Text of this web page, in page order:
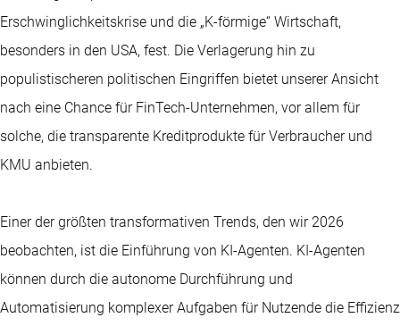
Erschwinglichkeitskrise und die „K-förmige“ Wirtschaft,
besonders in den USA, fest. Die Verlagerung hin zu
populistischeren politischen Eingriffen bietet unserer Ansicht
nach eine Chance für FinTech-Unternehmen, vor allem für
solche, die transparente Kreditprodukte für Verbraucher und
KMU anbieten.
Einer der größten transformativen Trends, den wir 2026
beobachten, ist die Einführung von KI-Agenten. KI-Agenten
können durch die autonome Durchführung und
Automatisierung komplexer Aufgaben für Nutzende die Effizienz